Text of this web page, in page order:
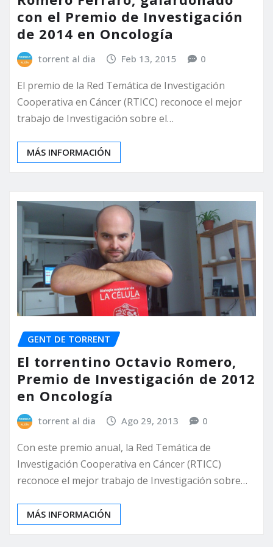
con el Premio de Investigación
de 2014 en Oncología
torrent al dia Feb 13, 2015 0
El premio de la Red Temática de Investigación
Cooperativa en Cáncer (RTICC) reconoce el mejor
trabajo de Investigación sobre el…
MÁS INFORMACIÓN
GENT DE TORRENT
El torrentino Octavio Romero,
Premio de Investigación de 2012
en Oncología
torrent al dia Ago 29, 2013 0
Con este premio anual, la Red Temática de
Investigación Cooperativa en Cáncer (RTICC)
reconoce el mejor trabajo de Investigación sobre…
MÁS INFORMACIÓN